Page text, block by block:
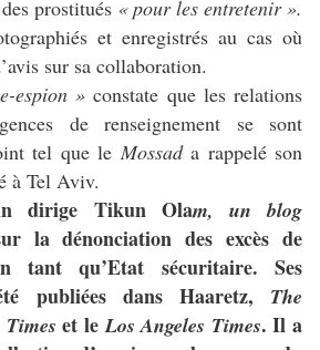
prostitués « pour les entretenir ».
et enregistrés au cas où
sur sa collaboration.
espion » constate que les relations
de renseignement se sont
tel que le Mossada rappelé son
à Tel Aviv.
dirige Tikun Olam, un blog
la dénonciation des excès de
tant qu’Etat sécuritaire. Ses
publiées dans Haaretz, The
Times et leLos Angeles Times. Il a